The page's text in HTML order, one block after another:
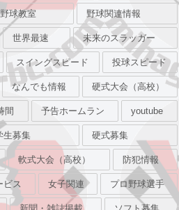
野球教室 野球関連情報
世界最速 未来のスラッガー
スイングスピード 投球スピード
なんでも情報 硬式大会（高校）
間 予告ホームラン youtube
生募集 硬式募集
軟式大会（高校） 防犯情報
ビス 女子関連 プロ野球選手